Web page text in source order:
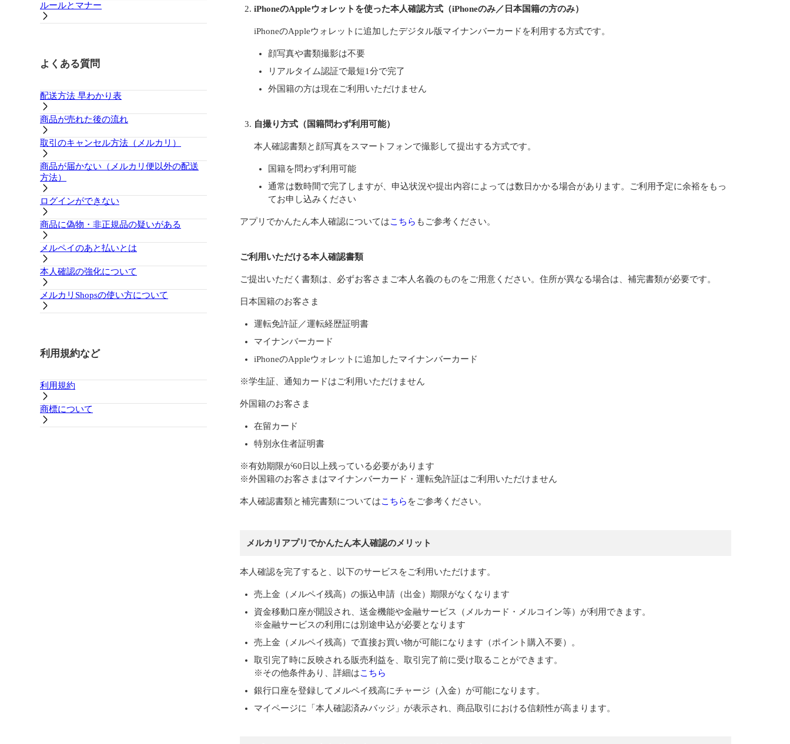
ルールとマナー
よくある質問
配送方法 早わかり表
商品が売れた後の流れ
取引のキャンセル方法（メルカリ）
商品が届かない（メルカリ便以外の配送
方法）
ログインができない
商品に偽物・非正規品の疑いがある
メルペイのあと払いとは
本人確認の強化について
メルカリShopsの使い方について
利用規約など
利用規約
商標について
iPhoneのAppleウォレットを使った本人確認方式（iPhoneのみ／日本国籍の方のみ）
iPhoneのAppleウォレットに追加したデジタル版マイナンバーカードを利用する方式です。
顔写真や書類撮影は不要
リアルタイム認証で最短1分で完了
外国籍の方は現在ご利用いただけません
自撮り方式（国籍問わず利用可能）
本人確認書類と顔写真をスマートフォンで撮影して提出する方式です。
国籍を問わず利用可能
通常は数時間で完了しますが、申込状況や提出内容によっては数日かかる場合があります。ご利用予定に余裕をもっ
てお申し込みください
アプリでかんたん本人確認についてはこちら もご参考ください。
ご利用いただける本人確認書類
ご提出いただく書類は、必ずお客さまご本人名義のものをご用意ください。住所が異なる場合は、補完書類が必要です。
日本国籍のお客さま
運転免許証／運転経歴証明書
マイナンバーカード
iPhoneのAppleウォレットに追加したマイナンバーカード
※学生証、通知カードはご利用いただけません
外国籍のお客さま
在留カード
特別永住者証明書
※有効期限が60日以上残っている必要があります
※外国籍のお客さまはマイナンバーカード・運転免許証はご利用いただけません
本人確認書類と補完書類についてはこちら をご参考ください。
メルカリアプリでかんたん本人確認のメリット
本人確認を完了すると、以下のサービスをご利用いただけます。
売上金（メルペイ残高）の振込申請（出金）期限がなくなります
資金移動口座が開設され、送金機能や金融サービス（メルカード・メルコイン等）が利用できます。
※金融サービスの利用には別途申込が必要となります
売上金（メルペイ残高）で直接お買い物が可能になります（ポイント購入不要）。
取引完了時に反映される販売利益を、取引完了前に受け取ることができます。
※その他条件あり、詳細はこちら
銀行口座を登録してメルペイ残高にチャージ（入金）が可能になります。
マイページに「本人確認済みバッジ」が表示され、商品取引における信頼性が高まります。